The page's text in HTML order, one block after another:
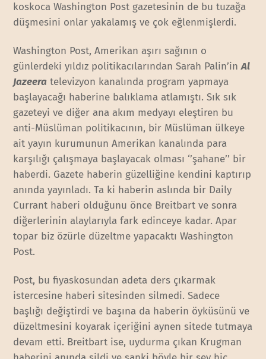
koskoca Washington Post gazetesinin de bu tuzağa
düşmesini onlar yakalamış ve çok eğlenmişlerdi.
Washington Post, Amerikan aşırı sağının o
günlerdeki yıldız politikacılarından Sarah Palin’inAl
Jazeera televizyon kanalında program yapmaya
başlayacağı haberine balıklama atlamıştı. Sık sık
gazeteyi ve diğer ana akım medyayı eleştiren bu
anti-Müslüman politikacının, bir Müslüman ülkeye
ait yayın kurumunun Amerikan kanalında para
karşılığı çalışmaya başlayacak olması ‘’şahane’’ bir
haberdi. Gazete haberin güzelliğine kendini kaptırıp
anında yayınladı. Ta ki haberin aslında bir Daily
Currant haberi olduğunu önce Breitbart ve sonra
diğerlerinin alaylarıyla fark edinceye kadar. Apar
topar biz özürle düzeltme yapacaktı Washington
Post.
Post, bu fiyaskosundan adeta ders çıkarmak
istercesine haberi sitesinden silmedi. Sadece
başlığı değiştirdi ve başına da haberin öyküsünü ve
düzeltmesini koyarak içeriğini aynen sitede tutmaya
devam etti. Breitbart ise, uydurma çıkan Krugman